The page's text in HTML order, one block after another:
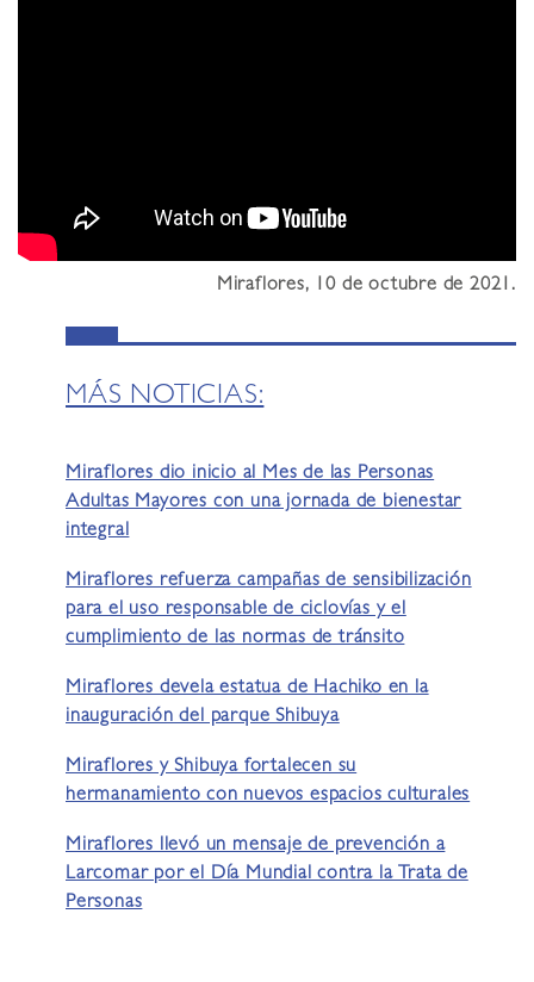
Miraflores, 10 de octubre de 2021.
MÁS NOTICIAS:
Miraflores dio inicio al Mes de las Personas
Adultas Mayores con una jornada de bienestar
integral
Miraflores refuerza campañas de sensibilización
para el uso responsable de ciclovías y el
cumplimiento de las normas de tránsito
Miraflores devela estatua de Hachiko en la
inauguración del parque Shibuya
Miraflores y Shibuya fortalecen su
hermanamiento con nuevos espacios culturales
Miraflores llevó un mensaje de prevención a
Larcomar por el Día Mundial contra la Trata de
Personas